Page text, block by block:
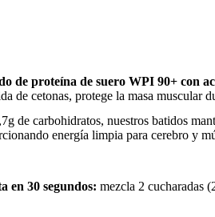
de proteína de suero WPI 90+ con
de cetonas, protege la masa
de carbohidratos, nuestros batidos
energía limpia para cerebro y
en 30 segundos: mezcla 2 cucharadas